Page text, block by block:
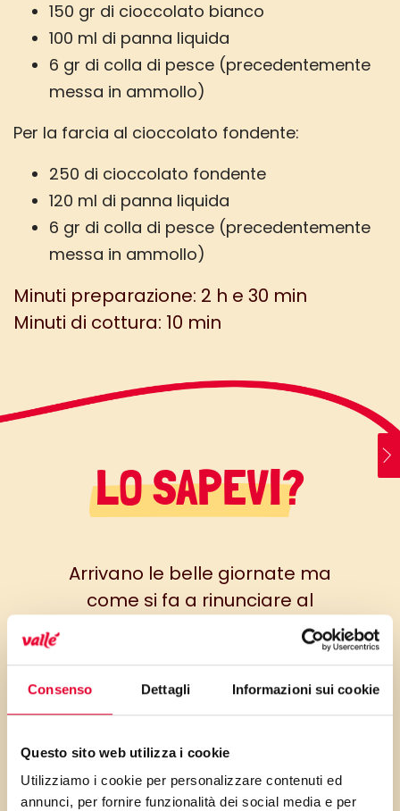
Consenso Dettagli Informazioni sui cookie
Questo sito web utilizza i cookie
Utilizziamo i cookie per personalizzare contenuti ed
annunci, per fornire funzionalità dei social media e per
150 gr di cioccolato bianco
100 ml di panna liquida
6 gr di colla di pesce (precedentemente
messa in ammollo)
Per la farcia al cioccolato fondente:
250 di cioccolato fondente
120 ml di panna liquida
6 gr di colla di pesce (precedentemente
messa in ammollo)
Minuti preparazione: 2 h e 30 min
Minuti di cottura: 10 min
LO SAPEVI?
Arrivano le belle giornate ma
come si fa a rinunciare al
Difficile resistere e cosi
trasformiamo i cioccolati in un
dessert fresco e cremoso, da
tenere in frigo nei momenti di
languorino. Se lo congelate
diventa una torta gelato da